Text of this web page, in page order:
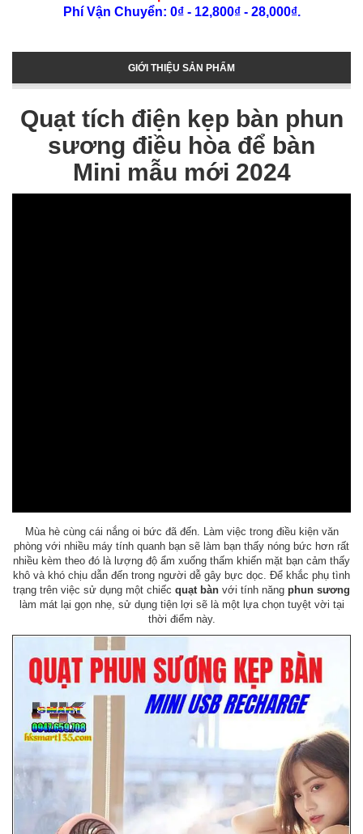
Phí Vận Chuyển: 0₫ - 12,800₫ - 28,000₫.
GIỚI THIỆU SẢN PHẨM
Quạt tích điện kẹp bàn phun
sương điều hòa để bàn
Mini mẫu mới 2024
Mùa hè cùng cái nắng oi bức đã đến. Làm việc trong điều kiện văn
phòng với nhiều máy tính quanh bạn sẽ làm bạn thấy nóng bức hơn rất
nhiều kèm theo đó là lượng độ ẩm xuống thấm khiến mặt bạn cảm thấy
khô và khó chịu dẫn đến trong người dễ gây bực dọc. Để khắc phụ tình
trạng trên việc sử dụng một chiếc quạt bàn với tính năng phun sương
làm mát lại gọn nhẹ, sử dụng tiện lợi sẽ là một lựa chọn tuyệt vời tại
thời điểm này.